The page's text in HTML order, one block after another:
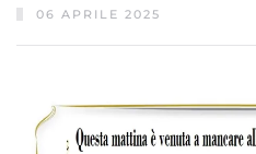
06 APRILE 2025